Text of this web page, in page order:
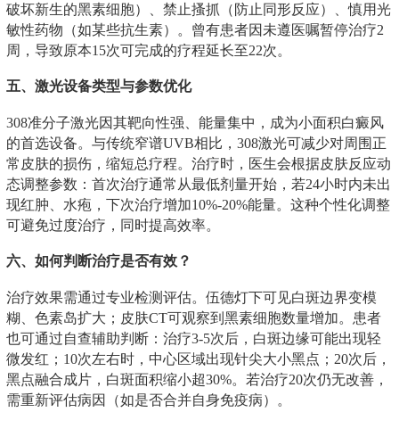
破坏新生的黑素细胞）、禁止搔抓（防止同形反应）、慎用光
敏性药物（如某些抗生素）。曾有患者因未遵医嘱暂停治疗2
周，导致原本15次可完成的疗程延长至22次。
五、激光设备类型与参数优化
308准分子激光因其靶向性强、能量集中，成为小面积白癜风
的首选设备。与传统窄谱UVB相比，308激光可减少对周围正
常皮肤的损伤，缩短总疗程。治疗时，医生会根据皮肤反应动
态调整参数：首次治疗通常从最低剂量开始，若24小时内未出
现红肿、水疱，下次治疗增加10%-20%能量。这种个性化调整
可避免过度治疗，同时提高效率。
六、如何判断治疗是否有效？
治疗效果需通过专业检测评估。伍德灯下可见白斑边界变模
糊、色素岛扩大；皮肤CT可观察到黑素细胞数量增加。患者
也可通过自查辅助判断：治疗3-5次后，白斑边缘可能出现轻
微发红；10次左右时，中心区域出现针尖大小黑点；20次后，
黑点融合成片，白斑面积缩小超30%。若治疗20次仍无改善，
需重新评估病因（如是否合并自身免疫病）。